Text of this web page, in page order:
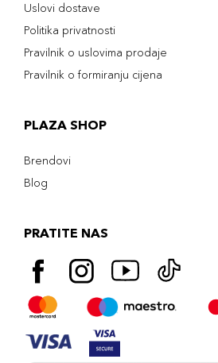
Uslovi dostave
Politika privatnosti
Pravilnik o uslovima prodaje
Pravilnik o formiranju cijena
PLAZA SHOP
Brendovi
Blog
PRATITE NAS